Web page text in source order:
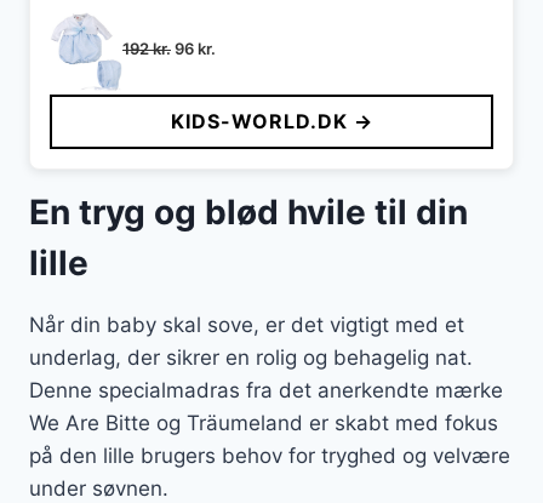
192kr.Den
pris
var:
192 kr..
96kr.
pris
er:
96 kr..
KIDS-WORLD.DK →
En tryg og blød hvile til din
lille
Når din baby skal sove, er det vigtigt med et
underlag, der sikrer en rolig og behagelig nat.
Denne specialmadras fra det anerkendte mærke
We Are Bitte og Träumeland er skabt med fokus
på den lille brugers behov for tryghed og velvære
under søvnen.